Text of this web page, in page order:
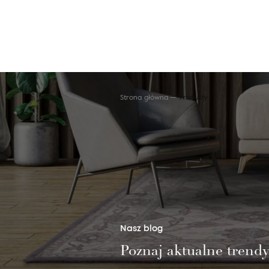
Strona główna Produkty
Nasz blog
Poznaj aktualne trendy
Wyszukaj produkt